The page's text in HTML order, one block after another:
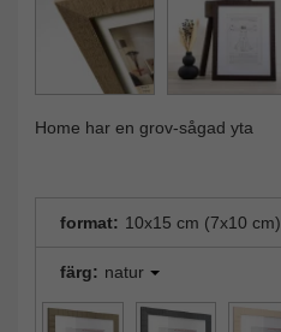
Home har en grov-sågad yta
format: 10x15 cm (7x10 cm)
färg: natur